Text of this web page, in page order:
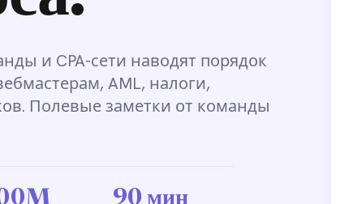
и CPA-сети наводят порядок
AML, налоги,
Полевые заметки от команды
90 мин